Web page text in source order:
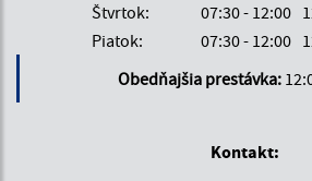
Štvrtok:
07:30 - 12:00
Piatok:
07:30 - 12:00
Obedňajšia prestávka:
Kontakt: